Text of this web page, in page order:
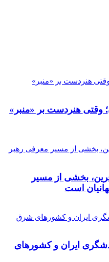
وقتی هنردست بر «منبر»
بخشی از مسیر
است
ایران و کشورهای